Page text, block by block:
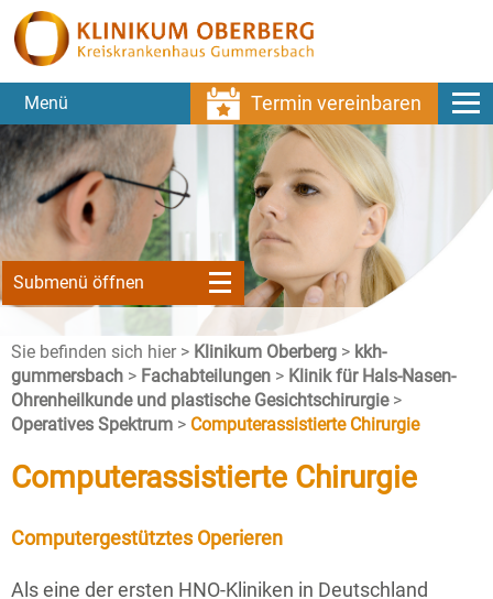
Termin vereinbaren
Menü
Submenü öffnen
Sie befinden sich hier > Klinikum Oberberg > kkh-
gummersbach > Fachabteilungen > Klinik für Hals-Nasen-
Ohrenheilkunde und plastische Gesichtschirurgie >
Operatives Spektrum > Computerassistierte Chirurgie
Computerassistierte Chirurgie
Computergestütztes Operieren
Als eine der ersten HNO-Kliniken in Deutschland